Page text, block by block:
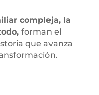
compleja, la
forman el
que avanza